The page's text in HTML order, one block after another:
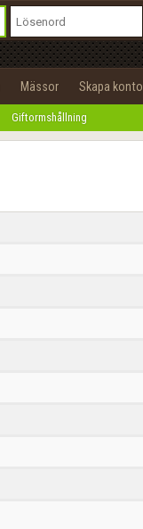
Mässor Skapa konto
Giftormshållning